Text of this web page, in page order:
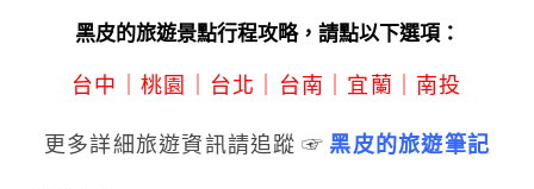
黑皮的旅遊景點行程攻略，請點以下選項：
台中 ｜桃園 台北 台南 宜蘭 南投
更多詳細旅遊資訊請追蹤 ☞ 黑皮的旅遊筆記